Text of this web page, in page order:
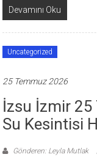
Devamını Oku
Uncategorized
25 Temmuz 2026
İzsu İzmir
Su Kesintisi
Gönderen: Leyla Mutlak